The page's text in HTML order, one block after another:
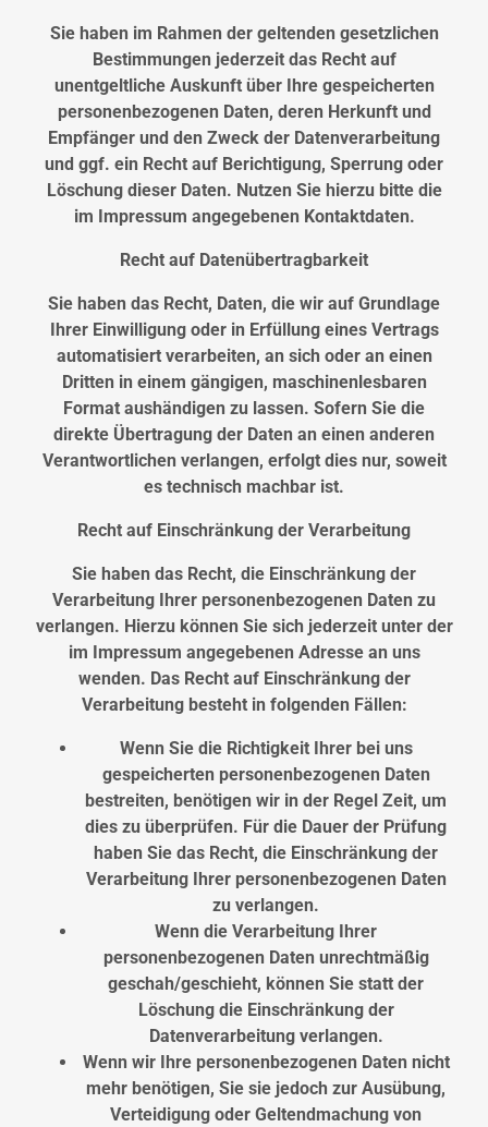
Sie haben im Rahmen der geltenden gesetzlichen
Bestimmungen jederzeit das Recht auf
unentgeltliche Auskunft über Ihre gespeicherten
personenbezogenen Daten, deren Herkunft und
Empfänger und den Zweck der Datenverarbeitung
und ggf. ein Recht auf Berichtigung, Sperrung oder
Löschung dieser Daten. Nutzen Sie hierzu bitte die
im Impressum angegebenen Kontaktdaten.
Recht auf Datenübertragbarkeit
Sie haben das Recht, Daten, die wir auf Grundlage
Ihrer Einwilligung oder in Erfüllung eines Vertrags
automatisiert verarbeiten, an sich oder an einen
Dritten in einem gängigen, maschinenlesbaren
Format aushändigen zu lassen. Sofern Sie die
direkte Übertragung der Daten an einen anderen
Verantwortlichen verlangen, erfolgt dies nur, soweit
es technisch machbar ist.
Recht auf Einschränkung der Verarbeitung
Sie haben das Recht, die Einschränkung der
Verarbeitung Ihrer personenbezogenen Daten zu
verlangen. Hierzu können Sie sich jederzeit unter der
im Impressum angegebenen Adresse an uns
wenden. Das Recht auf Einschränkung der
Verarbeitung besteht in folgenden Fällen:
Wenn Sie die Richtigkeit Ihrer bei uns
gespeicherten personenbezogenen Daten
bestreiten, benötigen wir in der Regel Zeit, um
dies zu überprüfen. Für die Dauer der Prüfung
haben Sie das Recht, die Einschränkung der
Verarbeitung Ihrer personenbezogenen Daten
zu verlangen.
Wenn die Verarbeitung Ihrer
personenbezogenen Daten unrechtmäßig
geschah/geschieht, können Sie statt der
Löschung die Einschränkung der
Datenverarbeitung verlangen.
Wenn wir Ihre personenbezogenen Daten nicht
mehr benötigen, Sie sie jedoch zur Ausübung,
Verteidigung oder Geltendmachung von